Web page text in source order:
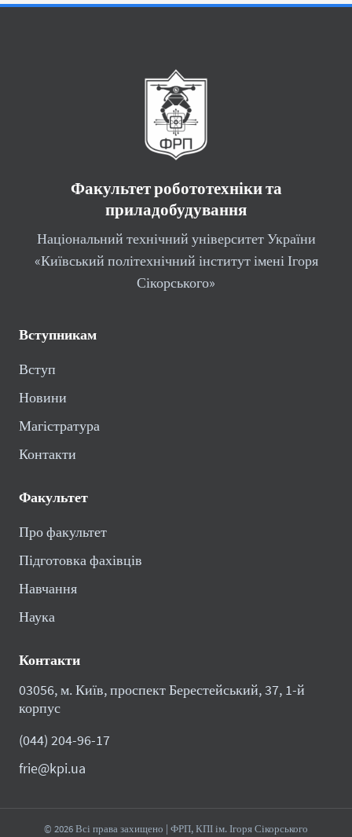
Факультет робототехніки та
приладобудування
Національний технічний університет України
«Київський політехнічний інститут імені Ігоря
Сікорського»
Вступникам
Вступ
Новини
Магістратура
Контакти
Факультет
Про факультет
Підготовка фахівців
Навчання
Наука
Контакти
03056, м. Київ, проспект Берестейський, 37, 1-й
корпус
(044) 204-96-17
frie@kpi.ua
© 2026 Всі права захищено | ФРП, КПІ ім. Ігоря Сікорського